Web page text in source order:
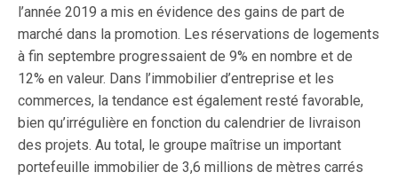
l’année 2019 a mis en évidence des gains de part de
marché dans la promotion. Les réservations de logements
à fin septembre progressaient de 9% en nombre et de
12% en valeur. Dans l’immobilier d’entreprise et les
commerces, la tendance est également resté favorable,
bien qu’irrégulière en fonction du calendrier de livraison
des projets. Au total, le groupe maîtrise un important
portefeuille immobilier de 3,6 millions de mètres carrés